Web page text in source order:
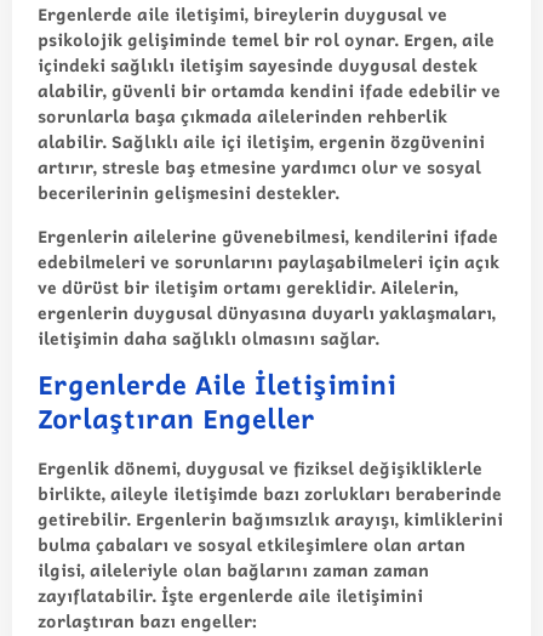
Ergenlerde aile iletişimi, bireylerin duygusal ve
psikolojik gelişiminde temel bir rol oynar. Ergen, aile
içindeki sağlıklı iletişim sayesinde duygusal destek
alabilir, güvenli bir ortamda kendini ifade edebilir ve
sorunlarla başa çıkmada ailelerinden rehberlik
alabilir. Sağlıklı aile içi iletişim, ergenin özgüvenini
artırır, stresle baş etmesine yardımcı olur ve sosyal
becerilerinin gelişmesini destekler.
Ergenlerin ailelerine güvenebilmesi, kendilerini ifade
edebilmeleri ve sorunlarını paylaşabilmeleri için açık
ve dürüst bir iletişim ortamı gereklidir. Ailelerin,
ergenlerin duygusal dünyasına duyarlı yaklaşmaları,
iletişimin daha sağlıklı olmasını sağlar.
Ergenlerde Aile İletişimini
Zorlaştıran Engeller
Ergenlik dönemi, duygusal ve fiziksel değişikliklerle
birlikte, aileyle iletişimde bazı zorlukları beraberinde
getirebilir. Ergenlerin bağımsızlık arayışı, kimliklerini
bulma çabaları ve sosyal etkileşimlere olan artan
ilgisi, aileleriyle olan bağlarını zaman zaman
zayıflatabilir. İşte ergenlerde aile iletişimini
zorlaştıran bazı engeller: